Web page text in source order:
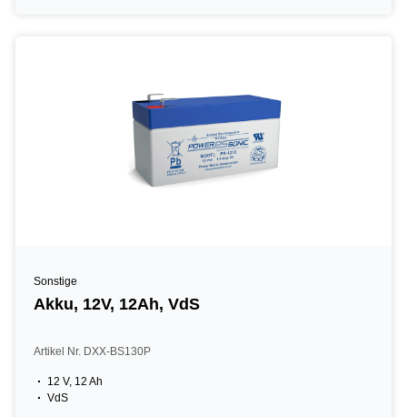
Sonstige
Akku, 12V, 12Ah, VdS
Artikel Nr. DXX-BS130P
12 V, 12 Ah
VdS